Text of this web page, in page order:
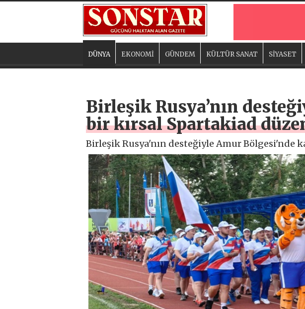
DÜNYA EKONOMİ GÜNDEM KÜLTÜR SANAT SİYASET
Birleşik Rusya’nın
bir kırsal Spartakiad
Birleşik Rusya'nın desteğiyle Amur Bölgesi'nde